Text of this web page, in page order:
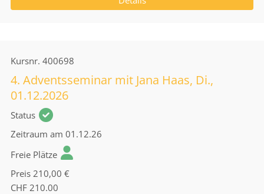
Kursnr. 400698
4. Adventsseminar mit Jana Haas, Di.,
01.12.2026
Status
Zeitraum am 01.12.26
Freie Plätze
Preis 210,00 €
CHF 210.00